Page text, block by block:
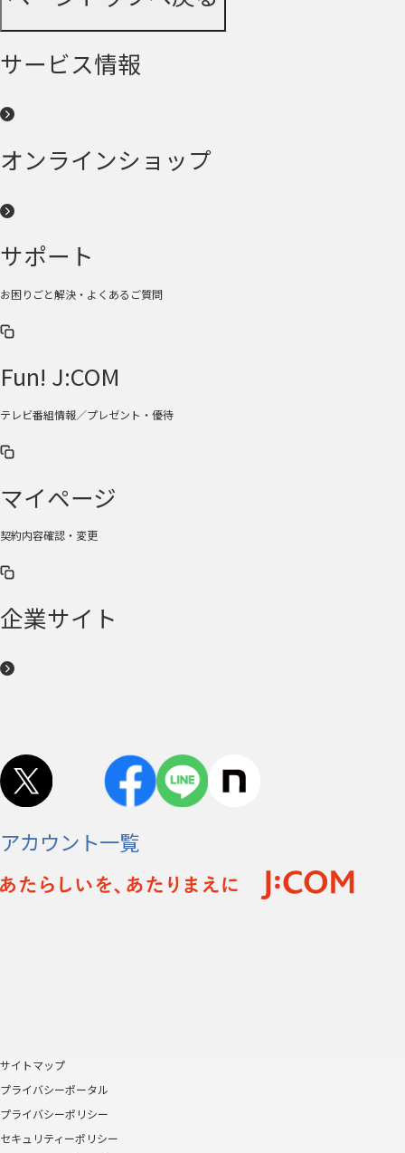
サービス情報
オンラインショップ
サポート
お困りごと解決・よくあるご質問
Fun! J:COM
テレビ番組情報／プレゼント・優待
マイページ
契約内容確認・変更
企業サイト
アカウント一覧
サイトマップ
プライバシーポータル
プライバシーポリシー
セキュリティーポリシー